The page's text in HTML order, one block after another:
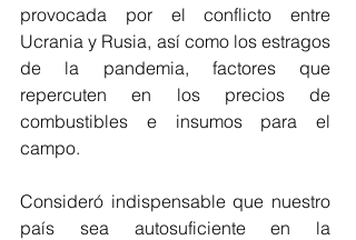
provocada por el conflicto entre
Ucrania y Rusia, así como los estragos
de la pandemia, factores que
repercuten en los precios de
combustibles e insumos para el
campo.
Consideró indispensable que nuestro
país sea autosuficiente en la